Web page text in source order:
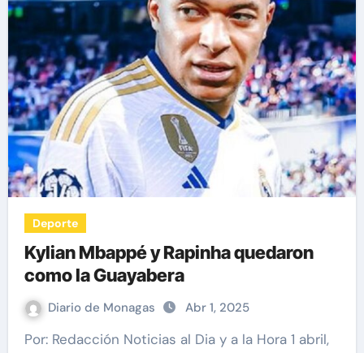
Deporte
Kylian Mbappé y Rapinha quedaron
como la Guayabera
Diario de Monagas Abr 1, 2025
Por: Redacción Noticias al Dia y a la Hora 1 abril,